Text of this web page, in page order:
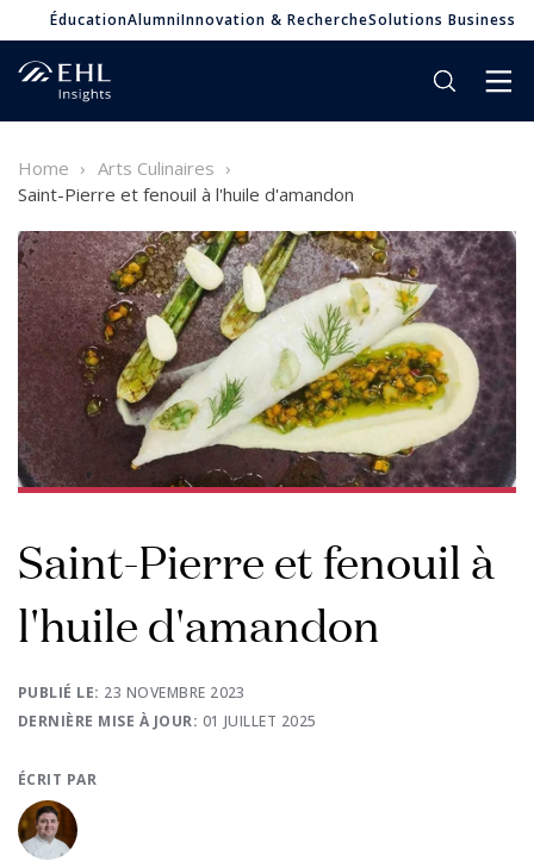
ÉducationAlumniInnovation & RechercheSolutions Business
Home
Arts Culinaires
Saint-Pierre et fenouil à l'huile d'amandon
Saint-Pierre et fenouil à
l'huile d'amandon
PUBLIÉ LE: 23 NOVEMBRE 2023
DERNIÈRE MISE À JOUR: 01 JUILLET 2025
ÉCRIT PAR